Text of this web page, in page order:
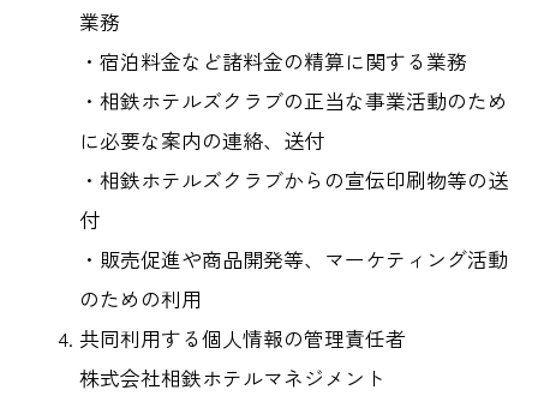
業務
・宿泊料金など諸料金の精算に関する業務
・相鉄ホテルズクラブの正当な事業活動のため
に必要な案内の連絡、送付
・相鉄ホテルズクラブからの宣伝印刷物等の送
付
・販売促進や商品開発等、マーケティング活動
のための利用
共同利用する個人情報の管理責任者
株式会社相鉄ホテルマネジメント